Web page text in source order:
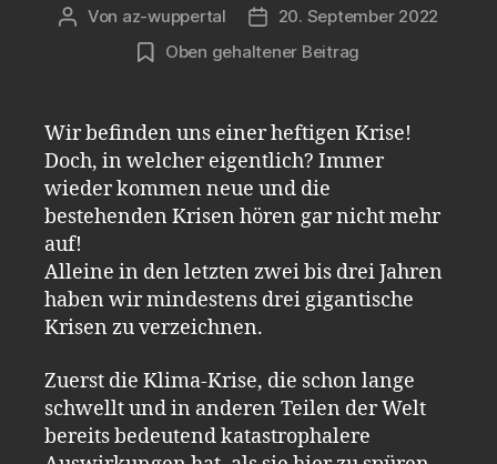
Beitragsautor
Von az-wuppertal Veröffentlichungsdatum
20. September 2022
Oben gehaltener Beitrag
Wir befinden uns einer heftigen Krise!
Doch, in welcher eigentlich? Immer
wieder kommen neue und die
bestehenden Krisen hören gar nicht mehr
auf!
Alleine in den letzten zwei bis drei Jahren
haben wir mindestens drei gigantische
Krisen zu verzeichnen.
Zuerst die Klima-Krise, die schon lange
schwellt und in anderen Teilen der Welt
bereits bedeutend katastrophalere